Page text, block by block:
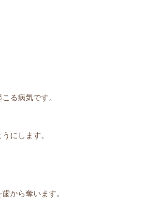
る病気です。
にします。
から奪います。